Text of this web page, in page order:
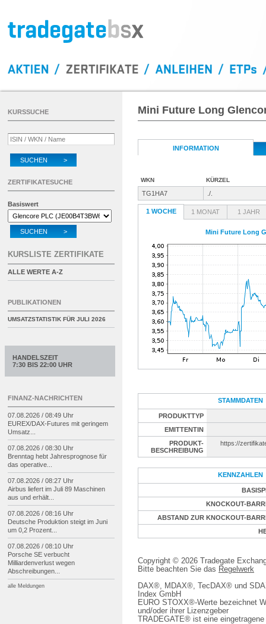
Mini Future Long
INFORMATION
WKN KÜRZEL
TG1HA7 ./.
1 WOCHE 1 MONAT 1 JAHR
Mini Future Long
STAMMDATEN
PRODUKTTYP
EMITTENTIN
PRODUKT-
BESCHREIBUNG
https://
KENNZAHLEN
KNOCKOUT-
ABSTAND ZUR KNOCKOUT-
Copyright © 2026 Tradegate
Bitte beachten Sie das Regelwerk
DAX®, MDAX®, TecDAX® und
Index GmbH
EURO STOXX®-Werte bezeichnet
und/oder ihrer Lizenzgeber
TRADEGATE® ist eine
KURSSUCHE
SUCHEN >
ZERTIFIKATESUCHE
Basiswert
SUCHEN >
KURSLISTE ZERTIFIKATE
ALLE WERTE A-Z
PUBLIKATIONEN
UMSATZSTATISTIK FÜR JULI 2026
HANDELSZEIT
7:30 BIS 22:00 UHR
FINANZ-NACHRICHTEN
07.08.2026 / 08:49 Uhr
EUREX/DAX-Futures mit geringem
Umsatz...
07.08.2026 / 08:30 Uhr
Brenntag hebt Jahresprognose für
das operative...
07.08.2026 / 08:27 Uhr
Airbus liefert im Juli 89 Maschinen
aus und erhält...
07.08.2026 / 08:16 Uhr
Deutsche Produktion steigt im Juni
um 0,2 Prozent...
07.08.2026 / 08:10 Uhr
Porsche SE verbucht
Milliardenverlust wegen
Abschreibungen...
alle Meldungen